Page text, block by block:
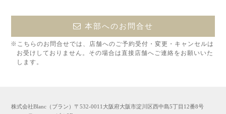
本部へのお問合せ
※こちらのお問合せでは、店舗へのご予約受付・変更・キャンセルは
お受けしておりません。その場合は直接店舗へご連絡をお願いいた
します。
株式会社Blanc（ブラン）〒532-0011大阪府大阪市淀川区西中島5丁目12番8号